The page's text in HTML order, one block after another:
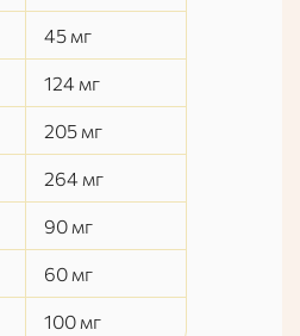
45 мг
124 мг
205 мг
264 мг
90 мг
60 мг
100 мг